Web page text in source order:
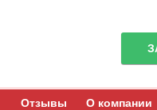
Отзывы О компании